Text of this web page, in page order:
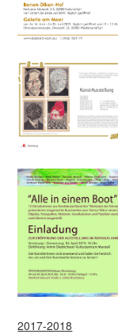
2017-2018